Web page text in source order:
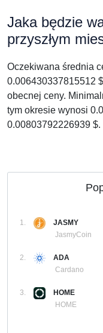
Jaka będzie
przyszłym
Oczekiwana średnia
0.006430337815512
obecnej ceny.
tym okresie wynosi
0.00803792226939 $.
1.
JASMY
JasmyCoin
2.
ADA
Cardano
3.
HOME
HOME